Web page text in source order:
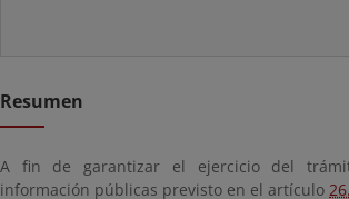
Resumen
A fin de garantizar el ejercicio del
información públicas previsto en el artículo